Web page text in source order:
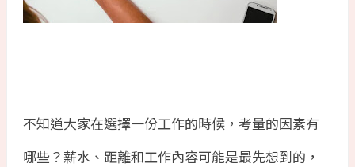
不知道大家在選擇一份工作的時候，考量的因素有
哪些？薪水、距離和工作內容可能是最先想到的，